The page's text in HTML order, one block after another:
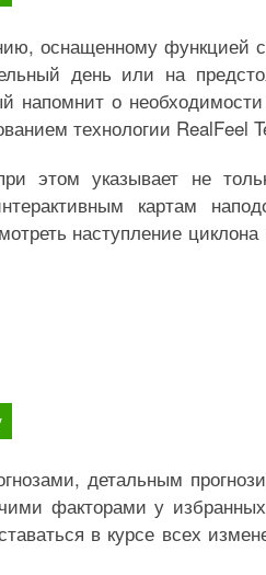
оснащенному функцией
день или на
напомнит о
технологии RealFeel
этом указывает не
картам
наступление циклона
детальным
факторами у
в курсе всех